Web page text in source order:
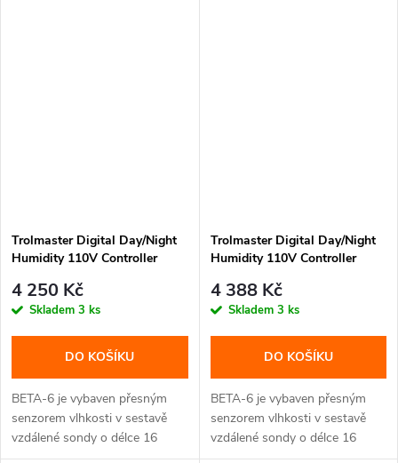
Trolmaster Digital Day/Night
Humidity 110V Controller
DE koncovka)
4 250 Kč
Skladem 3 ks
DO KOŠÍKU
BETA-6 je vybaven přesným
senzorem vlhkosti v sestavě
vzdálené sondy o délce 16
stop....
Trolmaster Digital Day/Night
Humidity 110V Controller
koncovka)
4 388 Kč
Skladem 3 ks
DO KOŠÍKU
BETA-6 je vybaven přesným
senzorem vlhkosti v sestavě
vzdálené sondy o délce 16
stop....